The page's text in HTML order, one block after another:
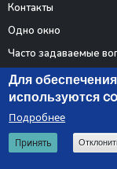
Контакты
Одно окно
Часто задаваемые
Электронные
© 2026
Для
используются
Подробнее
Принять